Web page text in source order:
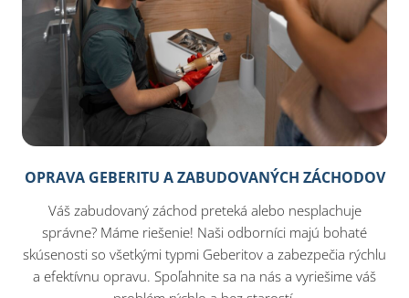
OPRAVA GEBERITU A ZABUDOVANÝCH ZÁCHODOV
Váš zabudovaný záchod preteká alebo nesplachuje
správne? Máme riešenie! Naši odborníci majú bohaté
skúsenosti so všetkými typmi Geberitov a zabezpečia rýchlu
a efektívnu opravu. Spoľahnite sa na nás a vyriešime váš